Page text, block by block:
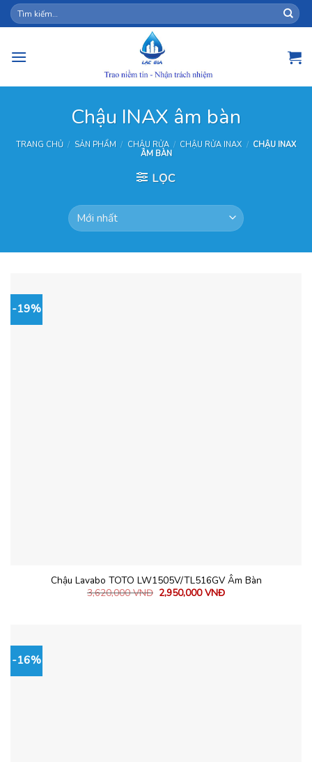
Skip
to
Tìm
kiếm:
Chậu INAX âm bàn
TRANG CHỦ / SẢN PHẨM / CHẬU RỬA / CHẬU RỬA INAX / CHẬU INAX
ÂM BÀN
LỌC
-19%
Chậu Lavabo TOTO LW1505V/TL516GV Âm Bàn
3,620,000VNĐ 2,950,000VNĐ
-16%